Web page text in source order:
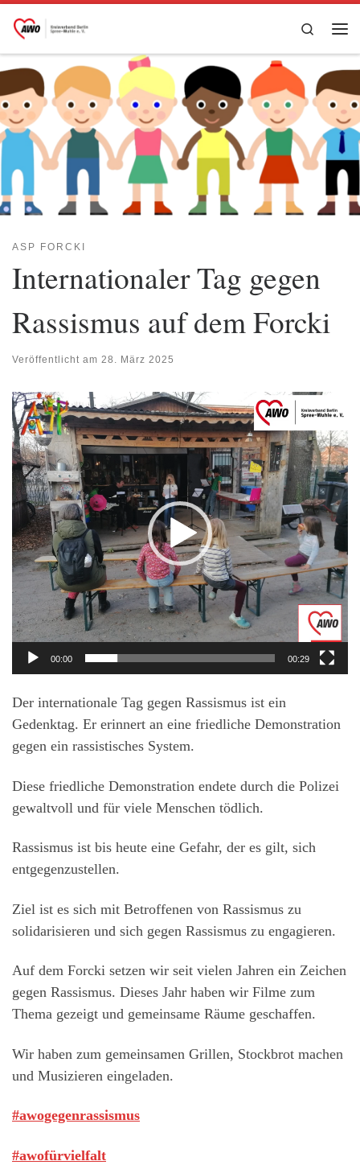
Zum Inhalt springen
Search
ASP FORCKI
Internationaler Tag gegen
Rassismus auf dem Forcki
Veröffentlicht am 28. März 2025
Video-
Player
00:00 00:29
Der internationale Tag gegen Rassismus ist ein
Gedenktag. Er erinnert an eine friedliche Demonstration
gegen ein rassistisches System.
Diese friedliche Demonstration endete durch die Polizei
gewaltvoll und für viele Menschen tödlich.
Rassismus ist bis heute eine Gefahr, der es gilt, sich
entgegenzustellen.
Ziel ist es sich mit Betroffenen von Rassismus zu
solidarisieren und sich gegen Rassismus zu engagieren.
Auf dem Forcki setzen wir seit vielen Jahren ein Zeichen
gegen Rassismus. Dieses Jahr haben wir Filme zum
Thema gezeigt und gemeinsame Räume geschaffen.
Wir haben zum gemeinsamen Grillen, Stockbrot machen
und Musizieren eingeladen.
#awogegenrassismus
#awofürvielfalt